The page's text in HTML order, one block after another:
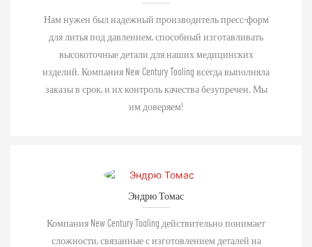
Нам нужен был надежный производитель пресс-форм
для литья под давлением, способный изготавливать
высокоточные детали для наших медицинских
изделий. Компания New Century Tooling всегда выполняла
заказы в срок, и их контроль качества безупречен. Мы
им доверяем!
Эндрю Томас
Компания New Century Tooling действительно понимает
сложности, связанные с изготовлением деталей на